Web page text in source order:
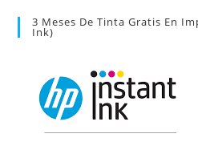
3 Meses De Tinta Gratis En
Ink)